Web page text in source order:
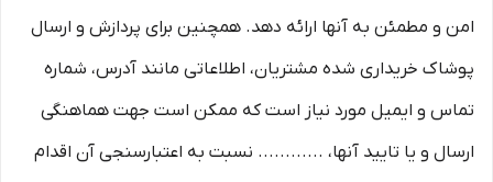
امن و مطمئن به آنها ارائه دهد. همچنین برای پردازش و ارسال
پوشاک خریداری شده مشتریان، اطلاعاتی مانند آدرس، شماره
تماس و ایمیل مورد نیاز است که ممکن است جهت هماهنگی
ارسال و یا تایید آنها، ............ نسبت به اعتبارسنجی آن اقدام